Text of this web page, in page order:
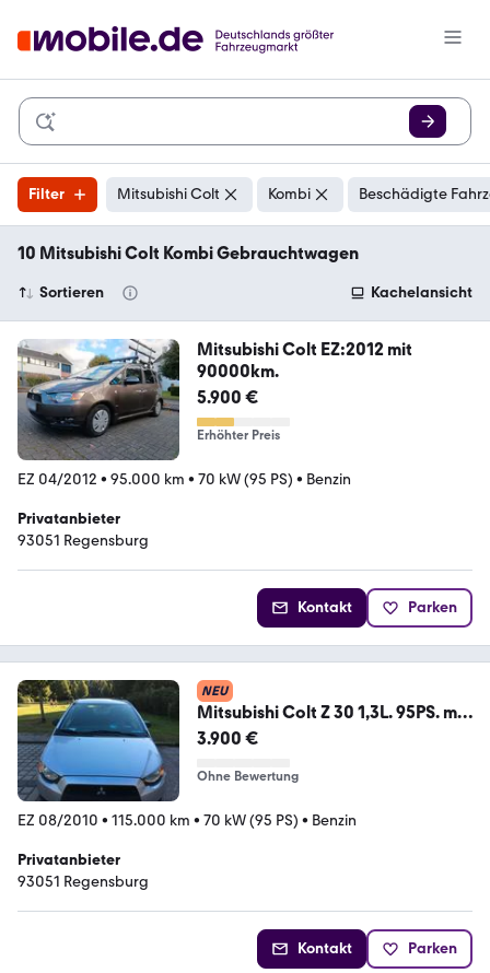
Filter Mitsubishi Colt Kombi Beschädigte
10 Mitsubishi Colt Kombi Gebrauchtwagen
Sortieren Kachelansicht
Mitsubishi Colt EZ:2012 mit
90000km.
5.900 €
Erhöhter Preis
EZ 04/2012 • 95.000 km • 70 kW (95 PS) • Benzin
Privatanbieter
93051 Regensburg
Kontakt Parken
NEU
Mitsubishi Colt Z 30 1,3L. 95PS. mit
11500...
3.900 €
Ohne Bewertung
EZ 08/2010 • 115.000 km • 70 kW (95 PS) • Benzin
Privatanbieter
93051 Regensburg
Kontakt Parken